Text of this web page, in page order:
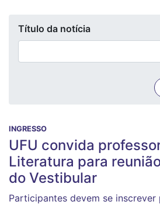
Título da notícia
INGRESSO
UFU convida
Literatura para
do Vestibular
Participantes devem se inscrever